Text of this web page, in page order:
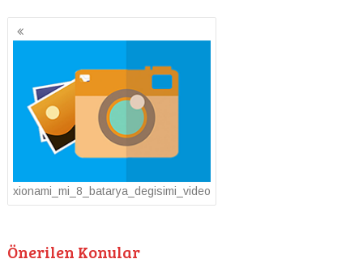
Yazı
gezinmesi
xionami_mi_8_batarya_degisimi_video
Önerilen Konular